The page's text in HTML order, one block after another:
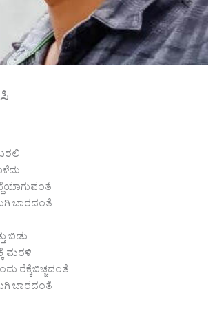
ಬರಲಿ
ಬಾರದಂತೆ
ಬಿಡು
ಮರಳಿ
ರೆಕ್ಕೆಬಿಚ್ಚದಂತೆ
ಬಾರದಂತೆ